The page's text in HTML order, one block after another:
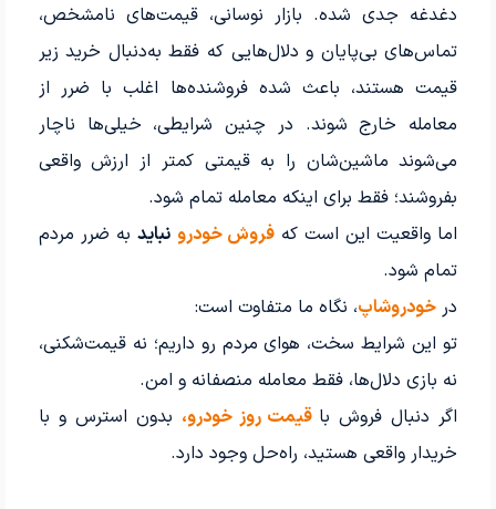
دغدغه جدی شده. بازار نوسانی، قیمت‌های نامشخص،
تماس‌های بی‌پایان و دلال‌هایی که فقط به‌دنبال خرید زیر
قیمت هستند، باعث شده فروشنده‌ها اغلب با ضرر از
معامله خارج شوند. در چنین شرایطی، خیلی‌ها ناچار
می‌شوند ماشین‌شان را به قیمتی کمتر از ارزش واقعی
بفروشند؛ فقط برای اینکه معامله تمام شود.
اما واقعیت این است که فروش خودرو نباید به ضرر مردم
تمام شود.
در خودروشاپ، نگاه ما متفاوت است:
تو این شرایط سخت، هوای مردم رو داریم؛ نه قیمت‌شکنی،
نه بازی دلال‌ها، فقط معامله منصفانه و امن.
اگر دنبال فروش با قیمت روز خودرو، بدون استرس و با
خریدار واقعی هستید، راه‌حل وجود دارد.